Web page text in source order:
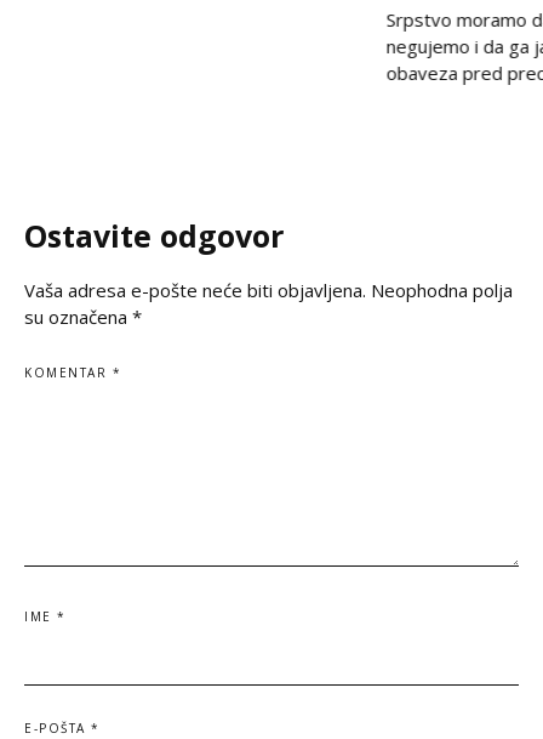
Srpstvo moramo
negujemo i da ga
obaveza pred
Ostavite odgovor
Vaša adresa e-pošte neće biti objavljena. Neophodna polja
su označena *
KOMENTAR *
IME *
E-POŠTA *